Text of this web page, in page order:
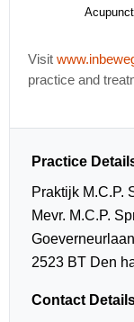
Visit
practice and
Practice
Praktijk M.C.P.
Mevr. M.C.P.
2523 BT Den
Contact